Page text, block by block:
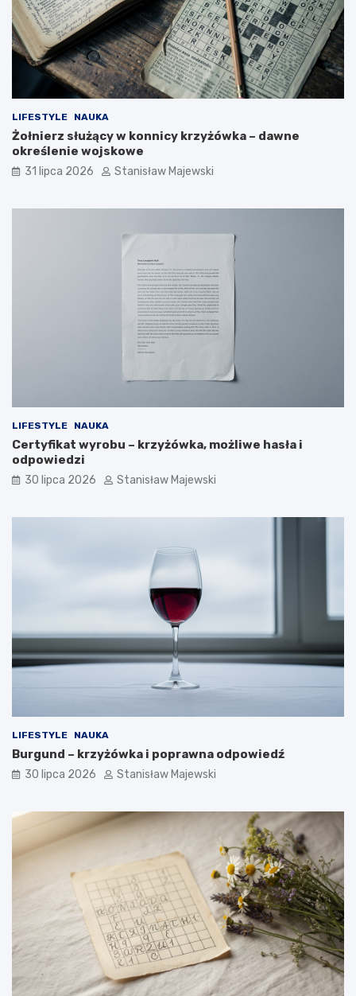
LIFESTYLE NAUKA
Żołnierz służący w konnicy krzyżówka – dawne
określenie wojskowe
31 lipca 2026 Stanisław Majewski
LIFESTYLE NAUKA
Certyfikat wyrobu – krzyżówka, możliwe hasła i
odpowiedzi
30 lipca 2026 Stanisław Majewski
LIFESTYLE NAUKA
Burgund – krzyżówka i poprawna odpowiedź
30 lipca 2026 Stanisław Majewski